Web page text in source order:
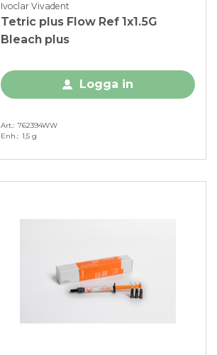
Ivoclar Vivadent
Tetric plus Flow Ref 1x1.5G
Bleach plus
Logga in
Art. 762394WW
Enh. 1,5 g